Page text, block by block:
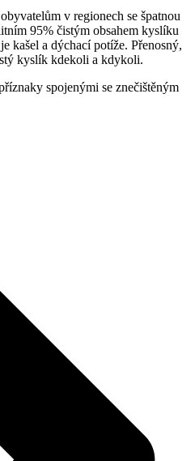
v regionech se špatnou
95% čistým obsahem kyslíku
kašel a dýchací potíže. Přenosný,
kyslík kdekoli a kdykoli.
spojenými se znečištěným